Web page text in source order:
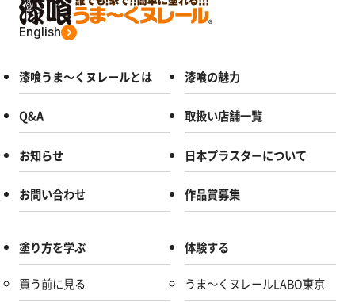
English
漆喰うま～くヌレールとは 漆喰の魅力
Q&A 取扱い店舗一覧
お知らせ 日本プラスターについて
お問い合わせ 作品賞募集
塗り方を学ぶ
買う前に見る
体験する
うま～くヌレールLABO東京